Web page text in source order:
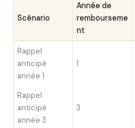
Scénario
Année de
rembourseme
nt
Rappel
anticipé
année 1
1
Rappel
anticipé
année 3
3